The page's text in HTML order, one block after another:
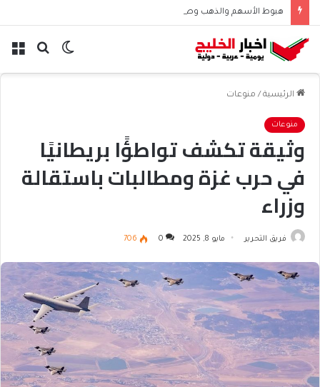
هبوط الأسهم والذهب وصعود النفط يعقّد مسار الفدرالي
بحث الوضع
الرئيسية / منوعات
منوعات
وثيقة تكشف تواطؤًا بريطانيًا
في حرب غزة ومطالبات باستقالة
وزراء
فريق التحرير مايو 8, 2025 0
706